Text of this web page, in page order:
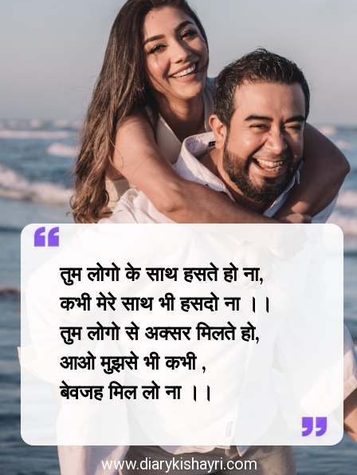
तुम लोगो के साथ हसते हो ना,
कभी मेरे साथ भी हसदो ना ।।
तुम लोगो से अक्सर मिलते हो,
आओ मुझसे भी कभी ,
बेवजह मिल लो ना ।।
www.diarykishayri.com